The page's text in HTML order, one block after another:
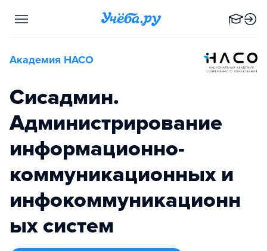
Академия НАСО
Сисадмин.
Администрирование
информационно-
коммуникационных и
инфокоммуникационн
ых систем